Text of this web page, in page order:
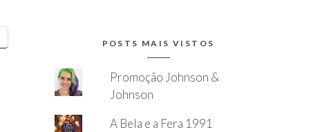
POSTS MAIS VISTOS
Promoção Johnson &
Johnson
A Bela e a Fera 1991